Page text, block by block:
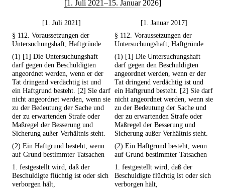
[1. Juli 2021–15. Januar 2026]
[1. Juli 2021]
[1. Januar 2017]
§ 112. Voraussetzungen der
Untersuchungshaft; Haftgründe
§ 112. Voraussetzungen der
Untersuchungshaft; Haftgründe
(1) [1] Die Untersuchungshaft
darf gegen den Beschuldigten
angeordnet werden, wenn er der
Tat dringend verdächtig ist und
ein Haftgrund besteht. [2] Sie darf
nicht angeordnet werden, wenn sie
zu der Bedeutung der Sache und
der zu erwartenden Strafe oder
Maßregel der Besserung und
Sicherung außer Verhältnis steht.
(1) [1] Die Untersuchungshaft
darf gegen den Beschuldigten
angeordnet werden, wenn er der
Tat dringend verdächtig ist und
ein Haftgrund besteht. [2] Sie darf
nicht angeordnet werden, wenn sie
zu der Bedeutung der Sache und
der zu erwartenden Strafe oder
Maßregel der Besserung und
Sicherung außer Verhältnis steht.
(2) Ein Haftgrund besteht, wenn
auf Grund bestimmter Tatsachen
(2) Ein Haftgrund besteht, wenn
auf Grund bestimmter Tatsachen
1. festgestellt wird, daß der
Beschuldigte flüchtig ist oder sich
verborgen hält,
1. festgestellt wird, daß der
Beschuldigte flüchtig ist oder sich
verborgen hält,